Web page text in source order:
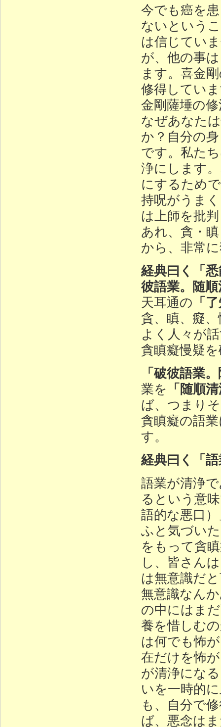
今でも癌を
ないという
は信じてい
が、他の事
ます。喜金
修得してい
金剛薩埵の
なぜあなた
か？自分の
です。私た
浄にします
にするため
持呪がうま
は上師を批
あれ、貪・
から、非常
経典曰く「
彼語業。随
天耳通の 「
貪、瞋、癡
よく人々が
貪瞋癡慢疑
「破彼語業
業を 「随順
ば、つまり
貪瞋癡の語
す。
経典曰く「
語業が清浄
るという意
語的な悪口
ふと気づい
をもって貪
し、皆さん
は無意識だ
無意識なん
の中にはま
養を惜しむ
は何でも怖
在だけを怖
が清浄にな
いを一時的
も、自分で
ば、悪念は